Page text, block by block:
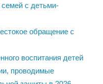
с детьми-
обращение с
воспитания детей
проводимые